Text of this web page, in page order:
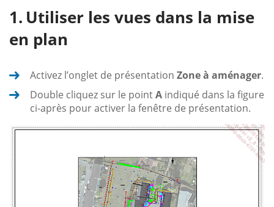
Utiliser les vues dans la mise
en plan
Activez l’onglet de présentation Zone à aménager.
Double cliquez sur le pointA indiqué dans la figure
ci-après pour activer la fenêtre de présentation.